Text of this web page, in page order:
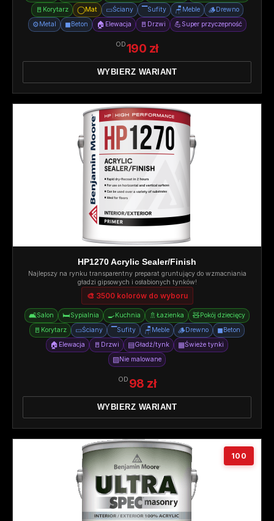
🚪 Korytarz ◯Mat ▭Ściany ▔Sufity 🪑 Meble 🪵Drewno
⚙️Metal ◼Beton 🏠 Elewacja 🚪 Drzwi 💪Super przyczepność
OD190 zł
WYBIERZ WARIANT
HP1270 Acrylic Sealer/Finish
Najlepszy na rynku transparentny preparat gruntujący do wzmacniania
gładzi gipsowych i osłabionych tynków!
🎨 3500 kolorów do wyboru
🛋️Salon 🛏️Sypialnia 🍳Kuchnia 🚿 Łazienka 🧸Pokój dziecięcy
🚪 Korytarz ▭Ściany ▔Sufity 🪑 Meble 🪵Drewno ◼Beton
🏠 Elewacja 🚪 Drzwi ▤Gładź/tynk ▦Świeże tynki
▨Nie malowane
OD 98 zł
WYBIERZ WARIANT
100